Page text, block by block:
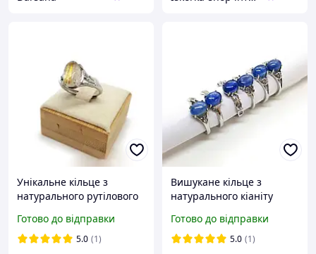
Унікальне кільце з
натурального рутілового
волохатик
Готово до відправки
5.0 (1)
Вишукане кільце з
натурального кіаніту
Готово до відправки
5.0 (1)